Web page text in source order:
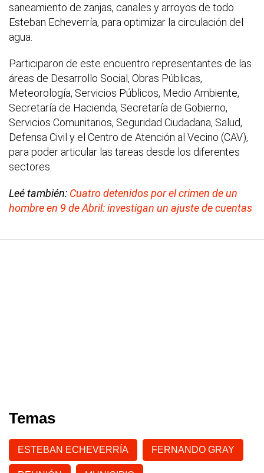
saneamiento de zanjas, canales y arroyos de todo
Esteban Echeverría, para optimizar la circulación del
agua.
Participaron de este encuentro representantes de las
áreas de Desarrollo Social, Obras Públicas,
Meteorología, Servicios Públicos, Medio Ambiente,
Secretaría de Hacienda, Secretaría de Gobierno,
Servicios Comunitarios, Seguridad Ciudadana, Salud,
Defensa Civil y el Centro de Atención al Vecino (CAV),
para poder articular las tareas desde los diferentes
sectores.
Leé también: Cuatro detenidos por el crimen de un
hombre en 9 de Abril: investigan un ajuste de cuentas
Temas
ESTEBAN ECHEVERRÍA FERNANDO GRAY